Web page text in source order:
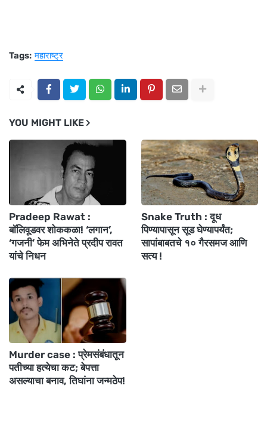
Tags: महाराष्ट्र
YOU MIGHT LIKE
Pradeep Rawat :
बॉलिवूडवर शोककळा! ‘लगान’,
‘गजनी’ फेम अभिनेते प्रदीप रावत
यांचे निधन
Snake Truth : दूध
पिण्यापासून सूड घेण्यापर्यंत;
सापांबाबतचे १० गैरसमज आणि
सत्य !
Murder case : प्रेमसंबंधातून
पतीच्या हत्येचा कट; बेपत्ता
असल्याचा बनाव, तिघांना जन्मठेप!